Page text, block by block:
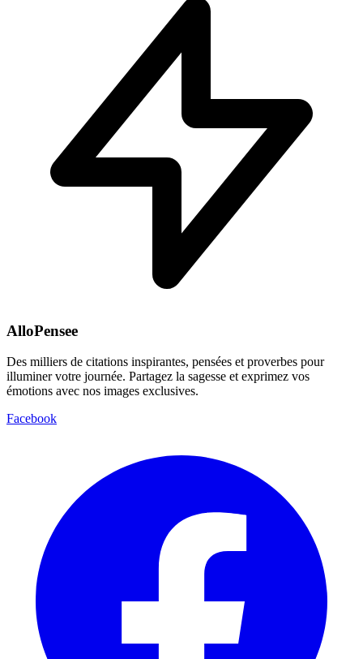
AlloPensee
Des milliers de citations inspirantes, pensées et proverbes pour
illuminer votre journée. Partagez la sagesse et exprimez vos
émotions avec nos images exclusives.
Facebook